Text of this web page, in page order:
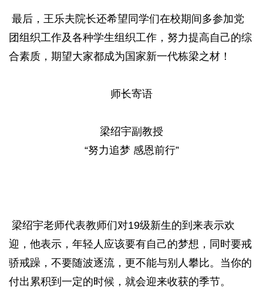
最后，王乐夫院长还希望同学们在校期间多参加党
团组织工作及各种学生组织工作，努力提高自己的综
合素质，期望大家都成为国家新一代栋梁之材！
师长寄语
梁绍宇副教授
“努力追梦 感恩前行”
梁绍宇老师代表教师们对19级新生的到来表示欢
迎，他表示，年轻人应该要有自己的梦想，同时要戒
骄戒躁，不要随波逐流，更不能与别人攀比。当你的
付出累积到一定的时候，就会迎来收获的季节。